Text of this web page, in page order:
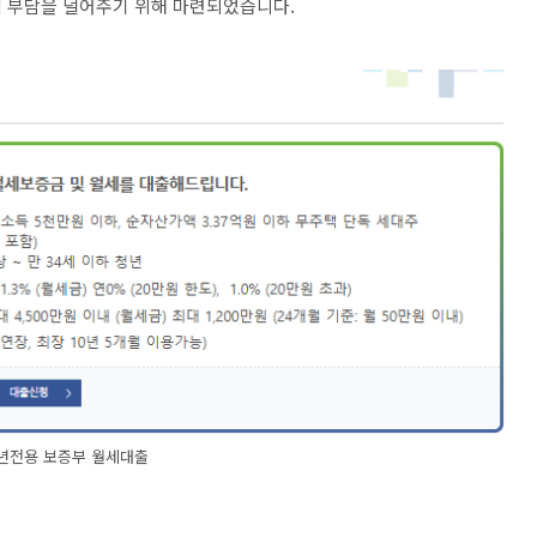
담을 덜어주기 위해 마련되었습니다.
전용 보증부 월세대출